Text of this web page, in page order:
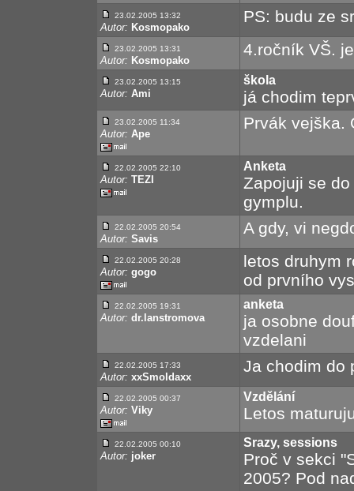
23.02.2005 13:32
Autor: Kosmopako
PS: budu ze
23.02.2005 13:31
Autor: Kosmopako
4.ročník VŠ.
23.02.2005 13:15
Autor: Ami
škola
já chodim
23.02.2005 11:34
Autor: Ape
Prvák vejška.
22.02.2005 22:10
Autor: TEZI
Anketa
Zapojuji se
gymplu.
22.02.2005 20:54
Autor: Savis
A gdy, vi
22.02.2005 20:28
Autor: gogo
letos druhym
od prvního
22.02.2005 19:31
Autor: dr.lanstromova
anketa
ja osobne
vzdelani
22.02.2005 17:33
Autor: xxSmoldaxx
Ja chodim do
22.02.2005 00:37
Autor: Viky
Vzdělání
Letos
22.02.2005 00:10
Autor: joker
Srazy, sessions
Proč v sekci
2005? Pod